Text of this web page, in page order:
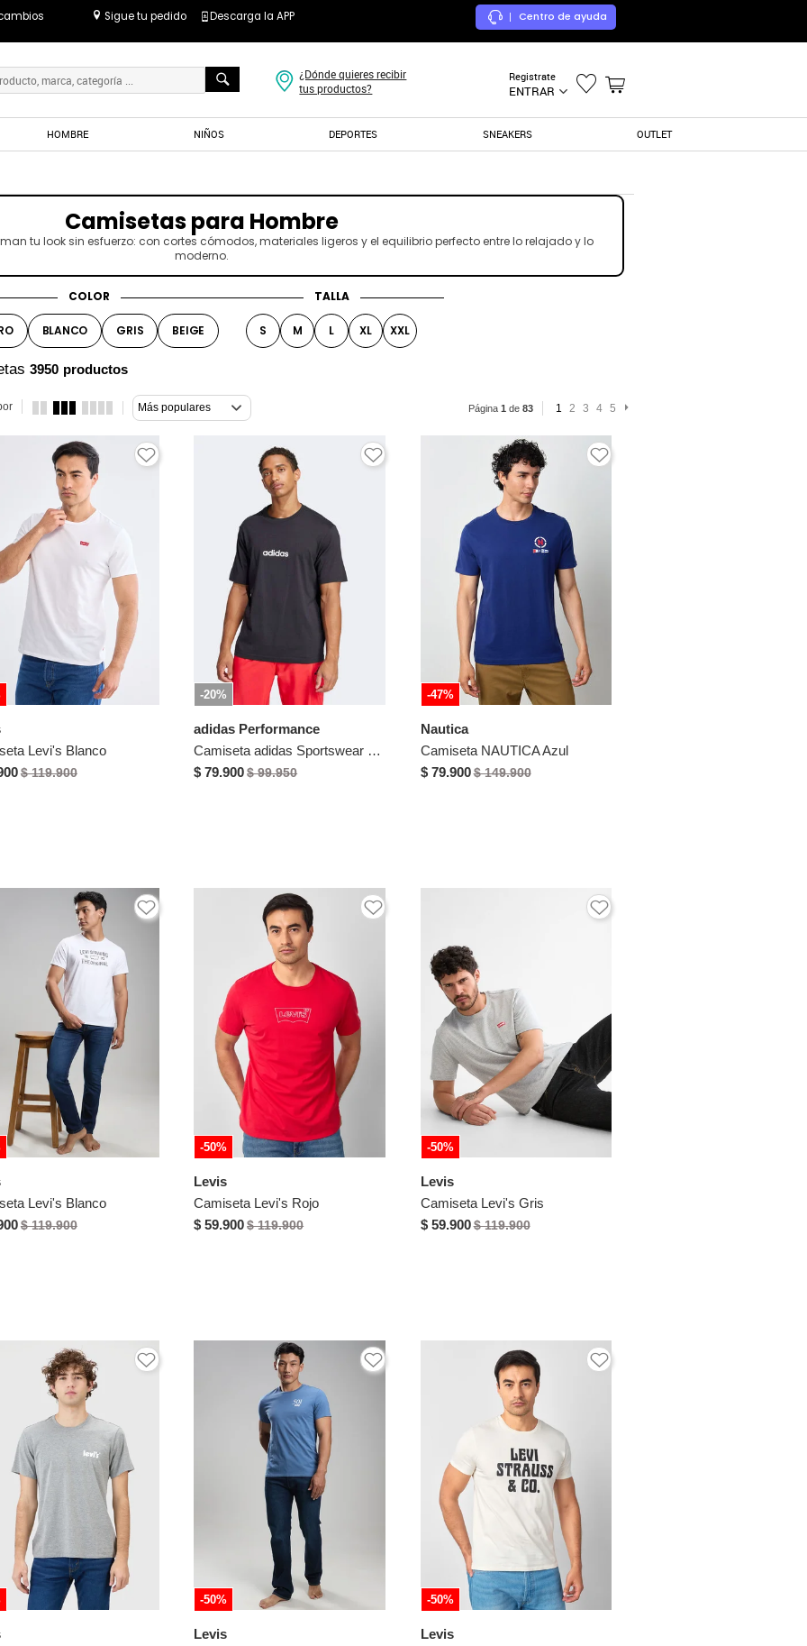
Sigue tu pedido Descarga la APP | Centro de ayuda
Registrate
ENTRAR
¿Dónde quieres recibir
tus productos?
HOMBRE NIÑOS DEPORTES SNEAKERS OUTLET
Camisetas para Hombre
tu look sin esfuerzo: con cortes cómodos, materiales ligeros y el equilibrio perfecto entre lo relajado y lo
moderno.
COLOR
BLANCO GRIS BEIGE
TALLA
S M L XL XXL
3950 productos
Más populares Página 1 de 83 1 2 3 4 5
Levi's Blanco
$ 119.900
-20%
adidas Performance
Camiseta adidas Sportswear Essentials Linear Single Negro
$ 79.900$ 99.950
-47%
Nautica
Camiseta NAUTICA Azul
$ 79.900$ 149.900
Levi's Blanco
$ 119.900
-50%
Levis
Camiseta Levi's Rojo
$ 59.900$ 119.900
-50%
Levis
Camiseta Levi's Gris
$ 59.900$ 119.900
-50%
Levis
-50%
Levis